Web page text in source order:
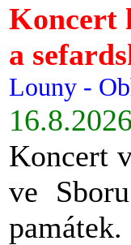
Koncert
a
Louny -
Koncert
ve
památek.